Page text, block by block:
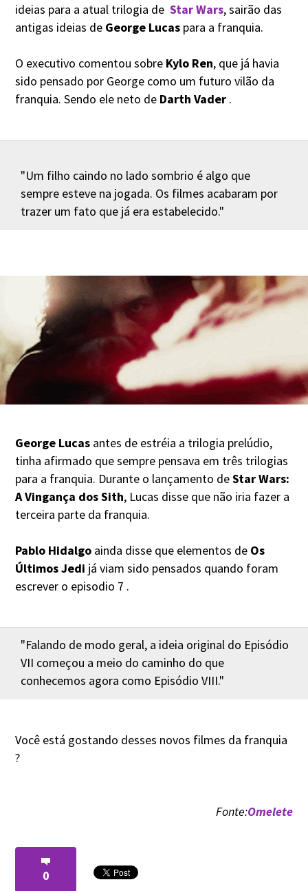
ideias para a atual trilogia de Star Wars, sairão das
antigas ideias de George Lucas para a franquia.
O executivo comentou sobre Kylo Ren, que já havia
sido pensado por George como um futuro vilão da
franquia. Sendo ele neto de Darth Vader .
"Um filho caindo no lado sombrio é algo que
sempre esteve na jogada. Os filmes acabaram por
trazer um fato que já era estabelecido."
George Lucas antes de estréia a trilogia prelúdio,
tinha afirmado que sempre pensava em três trilogias
para a franquia. Durante o lançamento deStar Wars:
A Vingança dos Sith, Lucas disse que não iria fazer a
terceira parte da franquia.
Pablo Hidalgo ainda disse que elementos de Os
Últimos Jedi já viam sido pensados quando foram
escrever o episodio 7 .
"Falando de modo geral, a ideia original do Episódio
VII começou a meio do caminho do que
conhecemos agora como Episódio VIII."
Você está gostando desses novos filmes da franquia
?
Fonte:Omelete
0